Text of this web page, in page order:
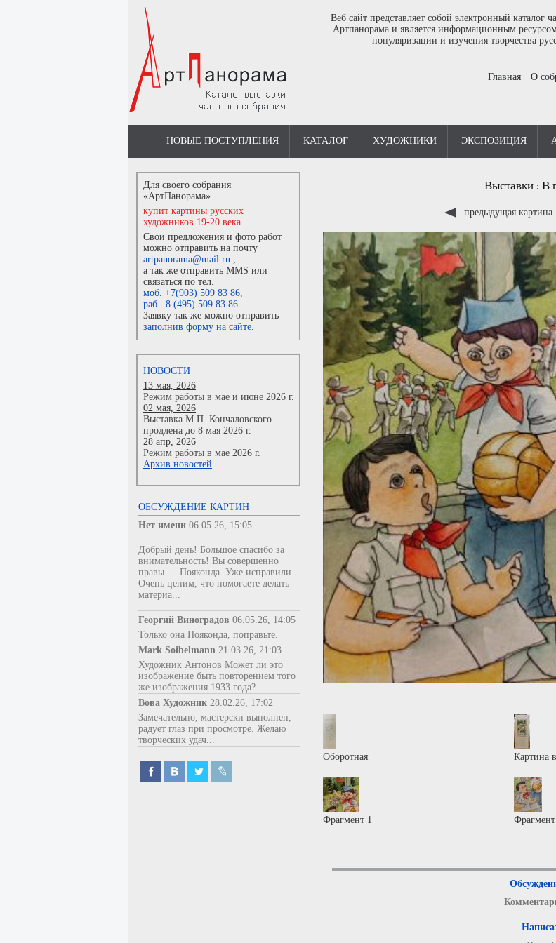
Веб сайт представляет собой электронный каталог
Артпанорама и является информационным
популяризации и изучения творчества
Главная О
НОВЫЕ ПОСТУПЛЕНИЯ КАТАЛОГ ХУДОЖНИКИ ЭКСПОЗИЦИЯ
Для своего собрания
«АртПанорама»
купит картины русских
художников 19-20 века.
Свои предложения и фото работ
можно отправить на почту
artpanorama@mail.ru ,
а так же отправить MMS или
связаться по тел.
моб. +7(903) 509 83 86,
раб. 8 (495) 509 83 86 .
Заявку так же можно отправить
заполнив форму на сайте.
НОВОСТИ
13 мая, 2026
Режим работы в мае и июне 2026 г.
02 мая, 2026
Выставка М.П. Кончаловского
продлена до 8 мая 2026 г.
28 апр, 2026
Режим работы в мае 2026 г.
Архив новостей
ОБСУЖДЕНИЕ КАРТИН
Нет имени 06.05.26, 15:05
Добрый день! Большое спасибо за
внимательность! Вы совершенно
правы — Пояконда. Уже исправили.
Очень ценим, что помогаете делать
материа...
Георгий Виноградов 06.05.26, 14:05
Только она Пояконда, поправьте.
Mark Soibelmann 21.03.26, 21:03
Художник Антонов Может ли это
изображение быть повторением того
же изображения 1933 года?...
Вова Художник 28.02.26, 17:02
Замечательно, мастерски выполнен,
радует глаз при просмотре. Желаю
творческих удач...
Выставки: В
предыдущая картина
Оборотная Картина
Фрагмент 1